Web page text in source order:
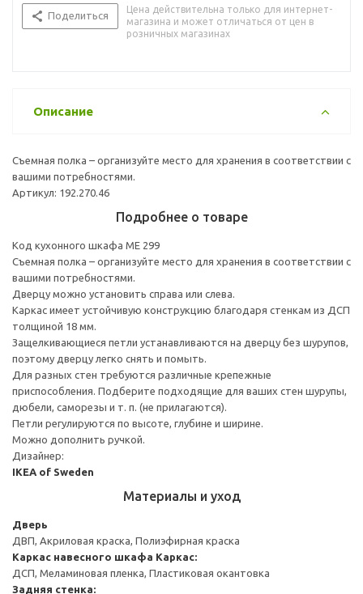
Поделиться
Цена действительна только для интернет-
магазина и может отличаться от цен в
розничных магазинах
Описание
Съемная полка – организуйте место для хранения в соответствии с
вашими потребностями.
Артикул: 192.270.46
Подробнее о товаре
Код кухонного шкафа ME 299
Съемная полка – организуйте место для хранения в соответствии с
вашими потребностями.
Дверцу можно установить справа или слева.
Каркас имеет устойчивую конструкцию благодаря стенкам из ДСП
толщиной 18 мм.
Защелкивающиеся петли устанавливаются на дверцу без шурупов,
поэтому дверцу легко снять и помыть.
Для разных стен требуются различные крепежные
приспособления. Подберите подходящие для ваших стен шурупы,
дюбели, саморезы и т. п. (не прилагаются).
Петли регулируются по высоте, глубине и ширине.
Можно дополнить ручкой.
Дизайнер:
IKEA of Sweden
Материалы и уход
Дверь
ДВП, Акриловая краска, Полиэфирная краска
Каркас навесного шкафа Каркас:
ДСП, Меламиновая пленка, Пластиковая окантовка
Задняя стенка: